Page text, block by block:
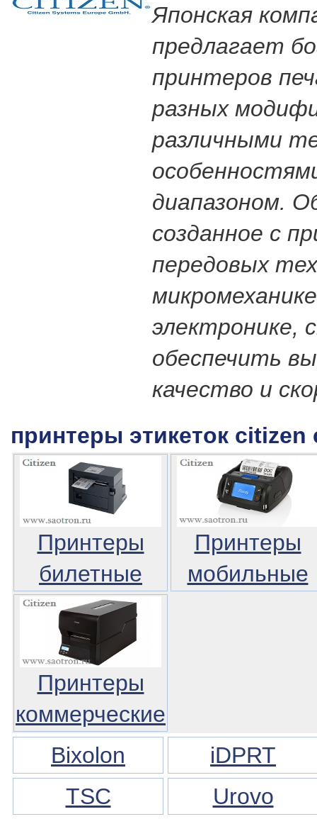
Японская
предлагает
принтеров
разных
различными
диапазоном.
созданное с
передовых
электронике,
обеспечить
качество и
принтеры этикеток citizen
Принтеры
билетные
Принтеры
мобильные
Принтеры
коммерческие
Bixolon
iDPRT
TSC
Urovo